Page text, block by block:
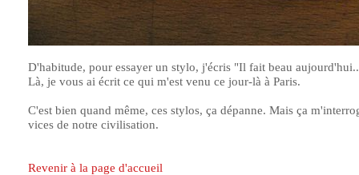
D'habitude, pour essayer un stylo, j'écris "Il fait beau
Là, je vous ai écrit ce qui m'est venu ce jour-là à Paris.
C'est bien quand même, ces stylos, ça dépanne. Mais ça
vices de notre civilisation.
Revenir à la page d'accueil